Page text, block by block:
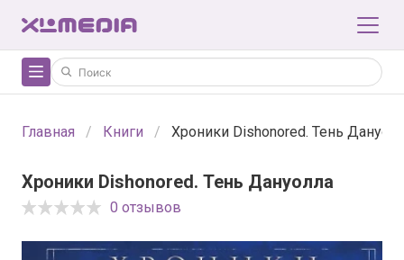
Главная Книги Хроники Dishonored. Тень
Хроники Dishonored. Тень Дануолла
0 отзывов